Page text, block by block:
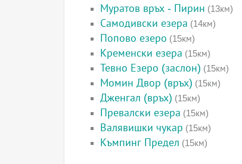
Муратов връх - Пирин (13км)
Самодивски езера (14км)
Попово езеро (15км)
Кременски езера (15км)
Тевно Езеро (заслон) (15км)
Момин Двор (връх) (15км)
Дженгал (връх) (15км)
Превалски езера (15км)
Валявишки чукар (15км)
Къмпинг Предел (15км)